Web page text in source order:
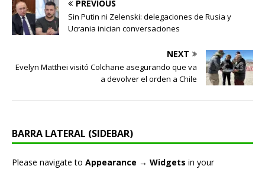
PREVIOUS
Sin Putin ni Zelenski: delegaciones de Rusia y
Ucrania inician conversaciones
NEXT
Evelyn Matthei visitó Colchane asegurando que va
a devolver el orden a Chile
BARRA LATERAL (SIDEBAR)
Please navigate to Appearance → Widgets in your